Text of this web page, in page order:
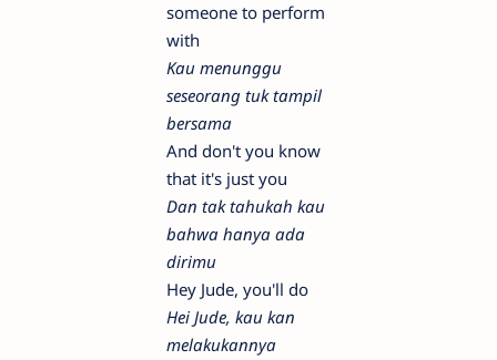
someone to perform
with
Kau menunggu
seseorang tuk tampil
bersama
And don't you know
that it's just you
Dan tak tahukah kau
bahwa hanya ada
dirimu
Hey Jude, you'll do
Hei Jude, kau kan
melakukannya